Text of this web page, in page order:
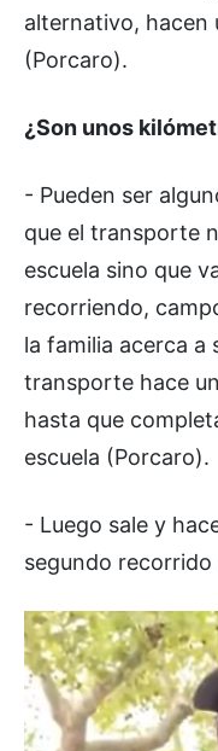
alternativo,
(Porcaro).
¿Son unos
- Pueden ser
que el transporte
escuela sino que
recorriendo,
la familia acerca a
transporte hace
hasta que
escuela (Porcaro).
- Luego sale y
segundo recorrido